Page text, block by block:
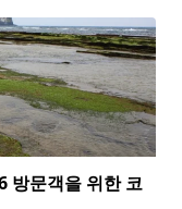
방문객을 위한 코